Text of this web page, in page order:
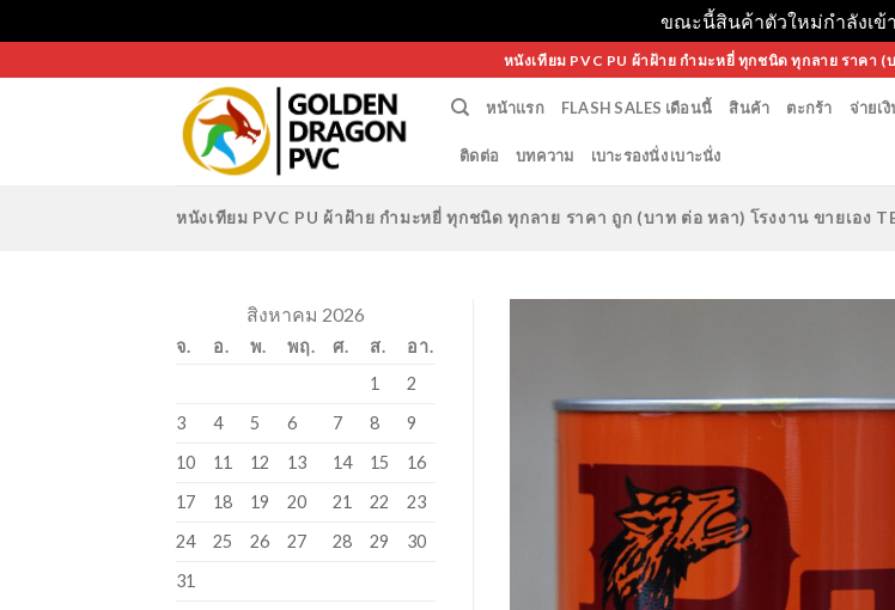
ขณะนี้สินค้าตัวใหม่กำลังเข้
to
หนังเทียม PVC PU ผ้าฝ้าย กำมะหยี่ ทุกชนิด ทุกลาย ราคา (
หน้าแรก FLASH SALES เดือนนี้ สินค้า ตะกร้า จ่ายเ
ติดต่อ บทความ เบาะรองนั่ง เบาะนั่ง
หนังเทียม PVC PU ผ้าฝ้าย กำมะหยี่ ทุกชนิด ทุกลาย ราคา ถูก (บาท ต่อ หลา) โรงงาน ขายเอง
สิงหาคม 2026
จ. อ. พ. พฤ. ศ. ส.
อา.
1
2
3
4 5 6 7 8
9
10
11 12 13 14 15
16
17
18 19 20 21 22
23
24
25 26 27 28 29
30
31